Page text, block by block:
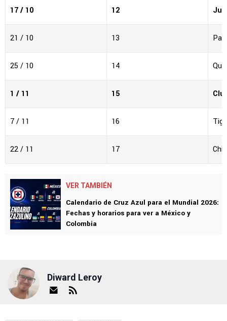
17 / 10 12
21 / 10 13
25 / 10 14
1 / 11 15
7 / 11 16
22 / 11 17
VER TAMBIÉN
Calendario de Cruz Azul para el Mundial 2026:
Fechas y horarios para ver a México y
Colombia
Diward Leroy